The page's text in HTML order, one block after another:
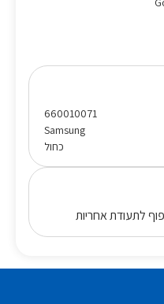
660010071
Samsung
כחול
לתעודת אחריות